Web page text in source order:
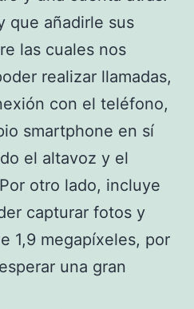
que añadirle sus
las cuales nos
realizar llamadas,
con el teléfono,
smartphone en sí
el altavoz y el
otro lado, incluye
capturar fotos y
1,9 megapíxeles, por
una gran